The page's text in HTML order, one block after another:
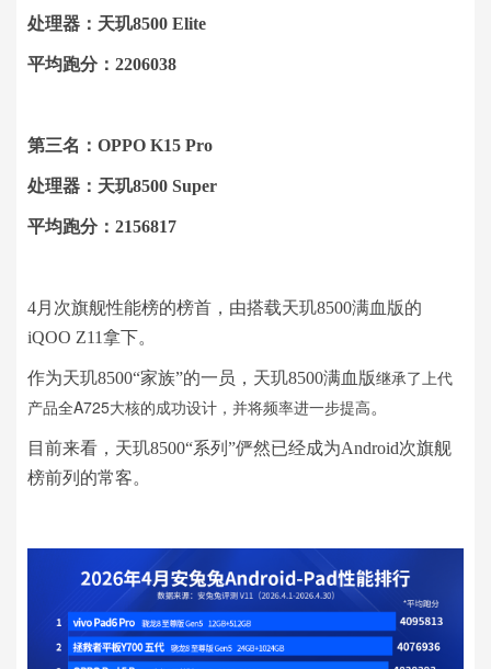
处理器：天玑8500 Elite
平均跑分：2206038
第三名：OPPO K15 Pro
处理器：天玑8500 Super
平均跑分：2156817
4月次旗舰性能榜的榜首，由搭载天玑8500满血版的
iQOO Z11拿下。
作为天玑8500“家族”的一员，天玑8500满血版继承了上代
产品全A725大核的成功设计，并将频率进一步提高。
目前来看，天玑8500“系列”俨然已经成为Android次旗舰
榜前列的常客。